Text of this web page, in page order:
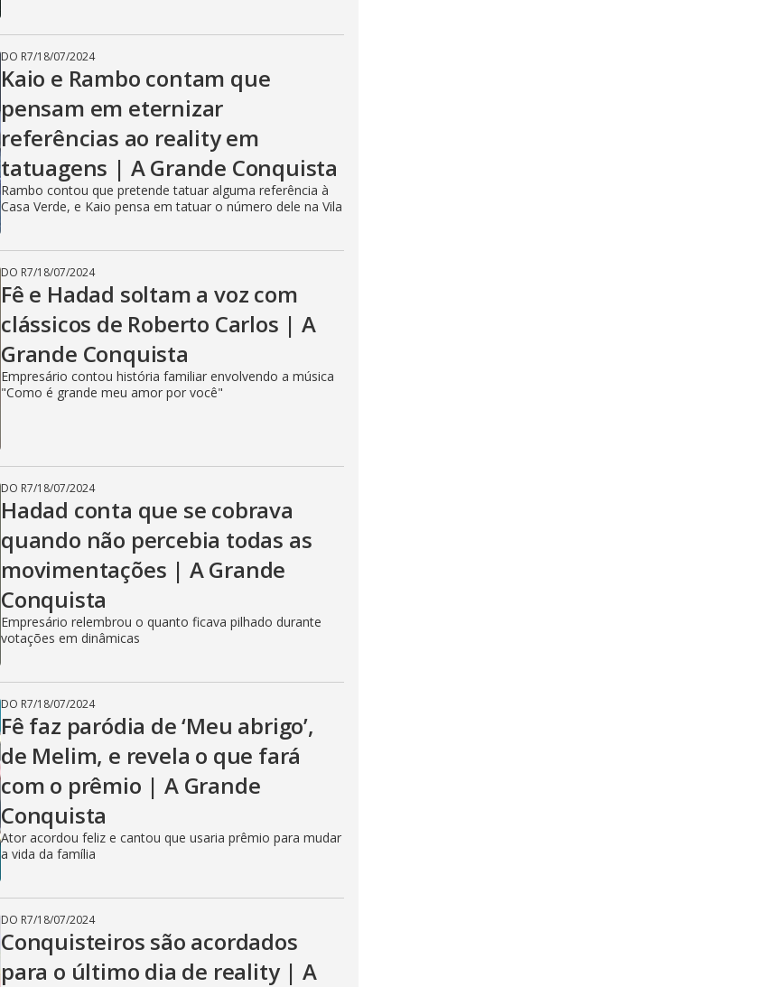
DO R7/18/07/2024
Kaio e Rambo contam que
pensam em eternizar
referências ao reality em
tatuagens | A Grande Conquista
Rambo contou que pretende tatuar alguma referência à
Casa Verde, e Kaio pensa em tatuar o número dele na Vila
DO R7/18/07/2024
Fê e Hadad soltam a voz com
clássicos de Roberto Carlos | A
Grande Conquista
Empresário contou história familiar envolvendo a música
"Como é grande meu amor por você"
DO R7/18/07/2024
Hadad conta que se cobrava
quando não percebia todas as
movimentações | A Grande
Conquista
Empresário relembrou o quanto ficava pilhado durante
votações em dinâmicas
DO R7/18/07/2024
Fê faz paródia de ‘Meu abrigo’,
de Melim, e revela o que fará
com o prêmio | A Grande
Conquista
Ator acordou feliz e cantou que usaria prêmio para mudar
a vida da família
DO R7/18/07/2024
Conquisteiros são acordados
para o último dia de reality | A